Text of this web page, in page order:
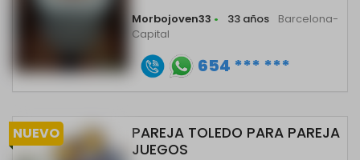
Morbojoven33 • 33 años
Barcelona-
Capital
654 *** ***
NUEVO
PAREJA TOLEDO PARA PAREJA
JUEGOS